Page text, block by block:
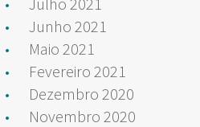
Junho 2021
Maio 2021
Fevereiro 2021
Dezembro 2020
Novembro 2020